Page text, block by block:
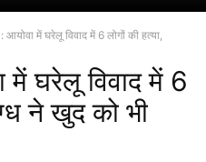
में घरेलू विवाद में 6 लोगों की हत्या,
घरेलू विवाद में 6
ने खुद को भी